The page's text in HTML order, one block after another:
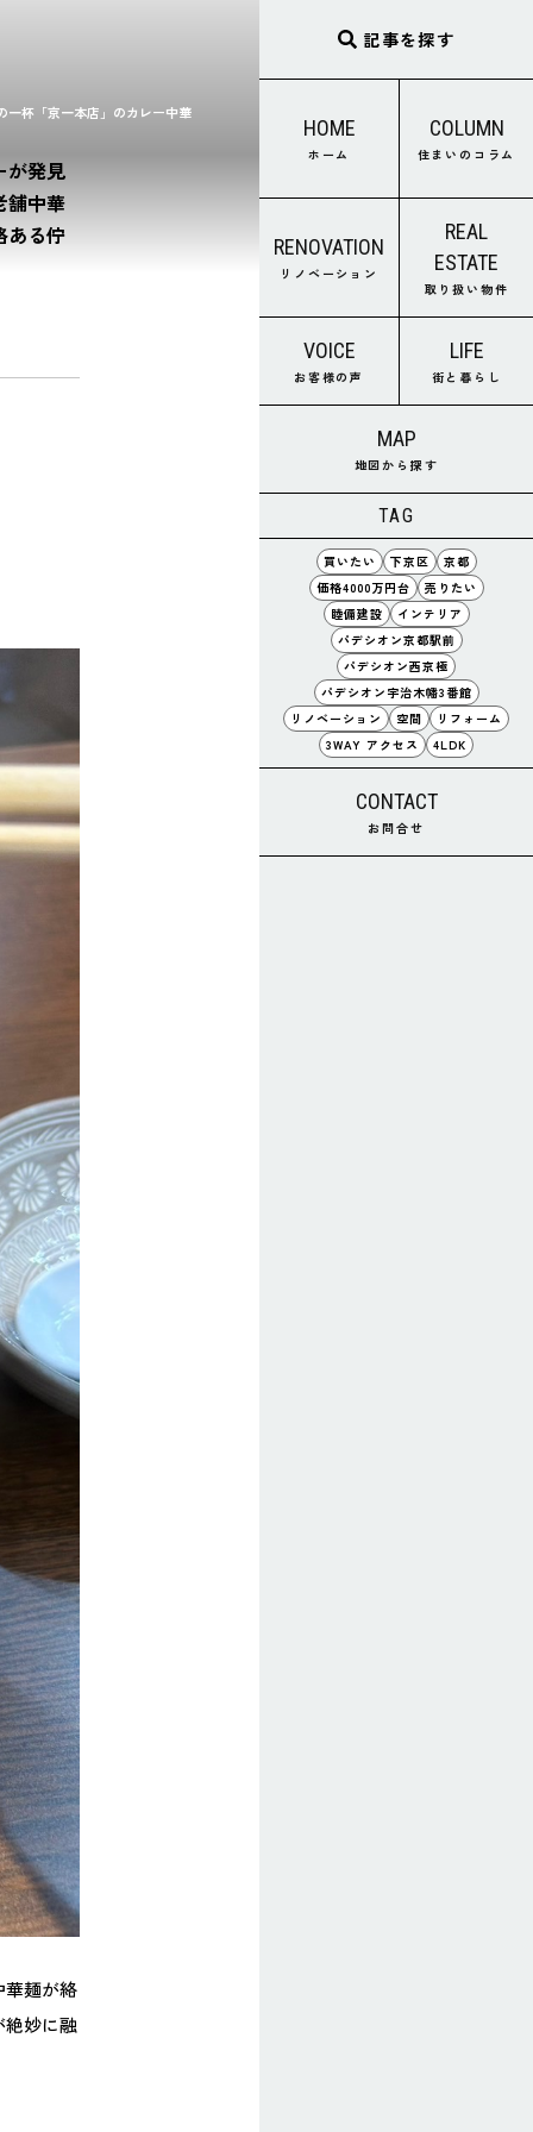
一杯「京一本店」のカレー中華
が発見
舗中華
ある佇
華麺が絡
絶妙に融
記事を探す
HOME
ホーム
COLUMN
住まいのコラム
RENOVATION
リノベーション
REAL
ESTATE
取り扱い物件
VOICE
お客様の声
LIFE
街と暮らし
MAP
地図から探す
TAG
買いたい 下京区
京都
価格4000万円台
売りたい
睦備建設
インテリア
パデシオン京都駅前
パデシオン西京極
パデシオン宇治木幡3番館
リノベーション
空間
リフォーム
3WAY アクセス
4LDK
CONTACT
お問合せ